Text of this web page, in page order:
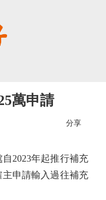
萬申請
分享
2023年起推行補充
申請輸入過往補充